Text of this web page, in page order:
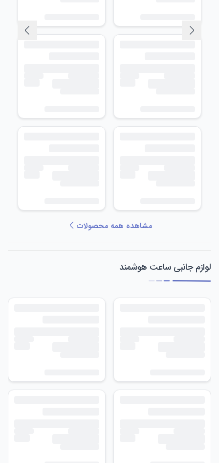
مشاهده همه محصولات
لوازم جانبی ساعت هوشمند